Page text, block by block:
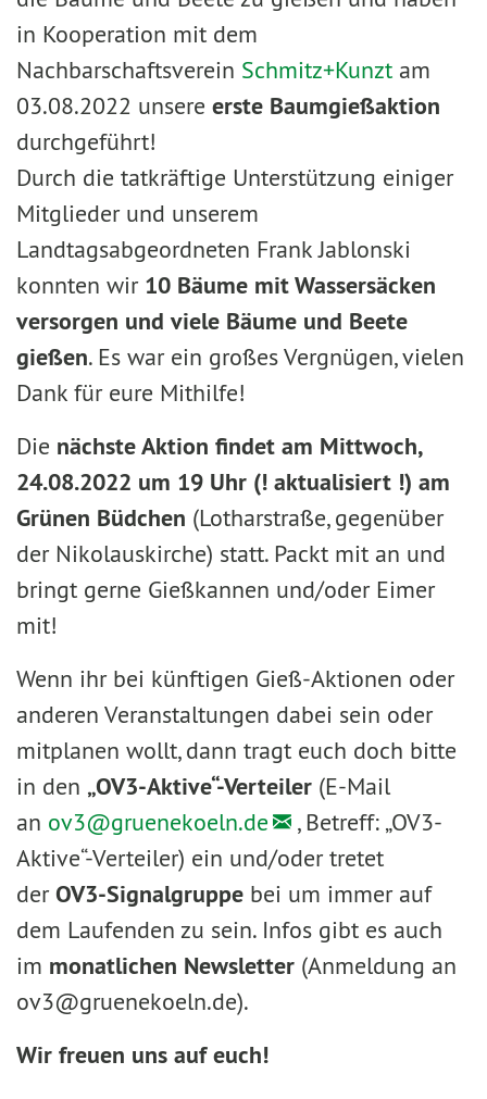
in Kooperation mit dem
Nachbarschaftsverein Schmitz+Kunzt am
03.08.2022 unsere erste Baumgießaktion
durchgeführt!
Durch die tatkräftige Unterstützung einiger
Mitglieder und unserem
Landtagsabgeordneten Frank Jablonski
konnten wir 10 Bäume mit Wassersäcken
versorgen und viele Bäume und Beete
gießen. Es war ein großes Vergnügen, vielen
Dank für eure Mithilfe!
Die nächste Aktion findet am Mittwoch,
24.08.2022 um 19 Uhr (! aktualisiert !) am
Grünen Büdchen (Lotharstraße, gegenüber
der Nikolauskirche) statt. Packt mit an und
bringt gerne Gießkannen und/oder Eimer
mit!
Wenn ihr bei künftigen Gieß-Aktionen oder
anderen Veranstaltungen dabei sein oder
mitplanen wollt, dann tragt euch doch bitte
in den „OV3-Aktive“-Verteiler (E-Mail
an ov3@gruenekoeln.de
, Betreff: „OV3-
Aktive“-Verteiler) ein und/oder tretet
derOV3-Signalgruppe bei um immer auf
dem Laufenden zu sein. Infos gibt es auch
im monatlichen Newsletter (Anmeldung an
ov3@gruenekoeln.de).
Wir freuen uns auf euch!